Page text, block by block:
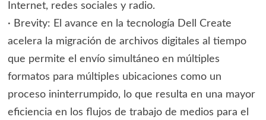
Internet, redes sociales y radio.
· Brevity: El avance en la tecnología Dell Create
acelera la migración de archivos digitales al tiempo
que permite el envío simultáneo en múltiples
formatos para múltiples ubicaciones como un
proceso ininterrumpido, lo que resulta en una mayor
eficiencia en los flujos de trabajo de medios para el